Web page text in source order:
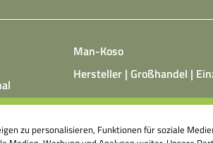
Man-Koso
Hersteller | Großhandel |
unter Zusatz von
zu personalisieren, Funktionen für soziale